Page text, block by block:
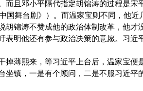
而且邓小平隔代指定胡锦涛的过程是
国舞台剧》）。而温家宝则不同，他
胡锦涛不赞成他的政治体制改革，他
表明他还有参与政治决策的意愿。习近
掉薄熙来，等习近平上台后，温家宝
坐镇，一是有个顾问，二是不服习近